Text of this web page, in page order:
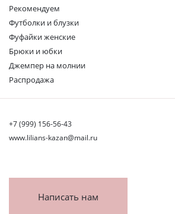
Рекомендуем
Футболки и блузки
Фуфайки женские
Брюки и юбки
Джемпер на молнии
Распродажа
+7 (999) 156-56-43
www.lilians-kazan@mail.ru
Написать нам